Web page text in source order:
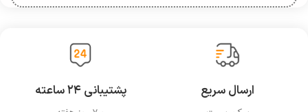
ارسال سریع پشتیبانی ۲۴ ساعته